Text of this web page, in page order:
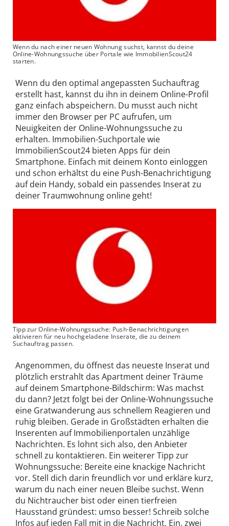
Wenn du nach einer neuen Wohnung suchst, kannst du deine
Online-Wohnungssuche über Portale wie ImmobilienScout24
starten.
Wenn du den optimal angepassten Suchauftrag
erstellt hast, kannst du ihn in deinem Online-Profil
ganz einfach abspeichern. Du musst auch nicht
immer den Browser per PC aufrufen, um
Neuigkeiten der Online-Wohnungssuche zu
erhalten. Immobilien-Suchportale wie
ImmobilienScout24 bieten Apps für dein
Smartphone. Einfach mit deinem Konto einloggen
und schon erhältst du eine Push-Benachrichtigung
auf dein Handy, sobald ein passendes Inserat zu
deiner Traumwohnung online geht!
Tipp zur Online-Wohnungssuche: Push-Benachrichtigungen
aktivieren für neu hochgeladene Inserate, die zu deinem
Suchauftrag passen.
Angenommen, du öffnest das neueste Inserat und
plötzlich erstrahlt das Apartment deiner Träume
auf deinem Smartphone-Bildschirm: Was machst
du dann? Jetzt folgt bei der Online-Wohnungssuche
eine Gratwanderung aus schnellem Reagieren und
ruhig bleiben. Gerade in Großstädten erhalten die
Inserenten auf Immobilienportalen unzählige
Nachrichten. Es lohnt sich also, den Anbieter
schnell zu kontaktieren. Ein weiterer Tipp zur
Wohnungssuche: Bereite eine knackige Nachricht
vor. Stell dich darin freundlich vor und erkläre kurz,
warum du nach einer neuen Bleibe suchst. Wenn
du Nichtraucher bist oder einen tierfreien
Hausstand gründest: umso besser! Schreib solche
Infos auf jeden Fall mit in die Nachricht. Ein, zwei